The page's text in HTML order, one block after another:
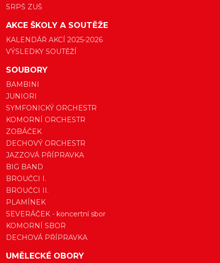
SRPŠ ZUŠ
AKCE ŠKOLY A SOUTĚŽE
KALENDÁŘ AKCÍ 2025-2026
VÝSLEDKY SOUTĚŽÍ
SOUBORY
BAMBINI
JUNIORI
SYMFONICKÝ ORCHESTR
KOMORNÍ ORCHESTR
ZOBÁČEK
DECHOVÝ ORCHESTR
JAZZOVÁ PŘÍPRAVKA
BIG BAND
BROUČCI I.
BROUČCI II.
PLAMÍNEK
SEVERÁČEK - koncertní sbor
KOMORNÍ SBOR
DECHOVÁ PŘÍPRAVKA
UMĚLECKÉ OBORY